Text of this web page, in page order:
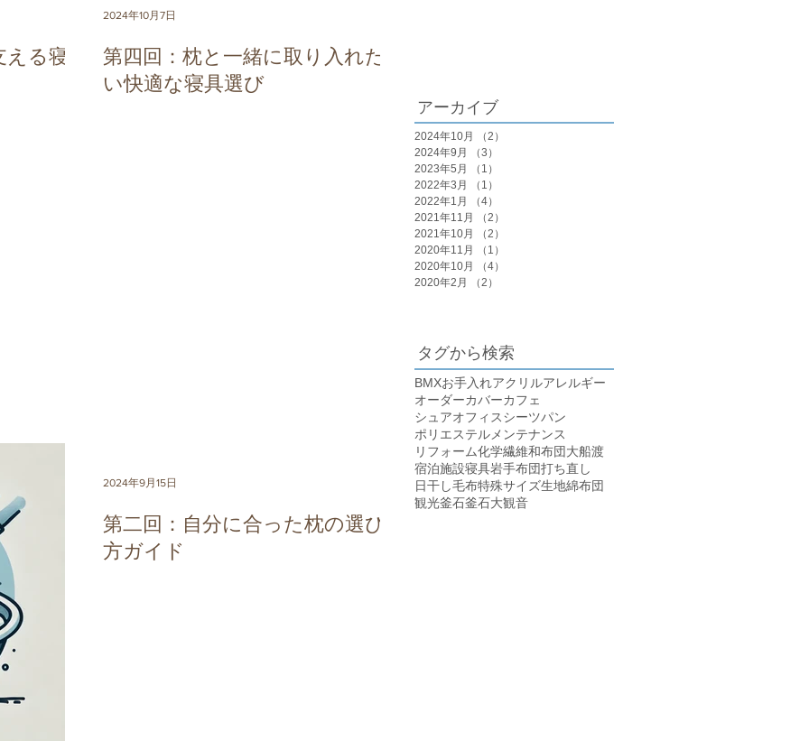
える寝
第四回：枕と一緒に取り入れた
い快適な寝具選び
2024年10月7日
第二回：自分に合った枕の選び
方ガイド
2024年9月15日
アーカイブ
2024年10月 （2）
2024年9月
（3）
2023年5月
（1）
2022年3月
（1）
2022年1月
（4）
2021年11月
（2）
2021年10月
（2）
2020年11月
（1）
2020年10月
（4）
2020年2月
（2）
タグから検索
BMXお手入れアクリルアレルギー
オーダーカバーカフェ
シュアオフィスシーツパン
ポリエステル メンテナンス
リフォーム化学繊維和布団大船渡
宿泊施設寝具岩手布団打ち直し
日干し毛布特殊サイズ生地綿布団
観光釜石釜石大観音